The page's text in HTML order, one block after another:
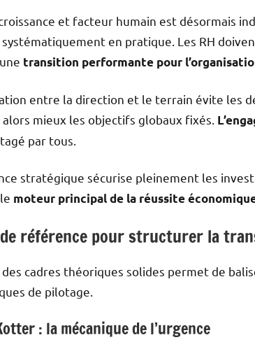
et facteur humain est désormais
en pratique. Les RH
transition performante pour
entre la direction et le terrain évite les
mieux les objectifs globaux fixés.
par tous.
stratégique sécurise pleinement les
moteur principal de la réussite
référence pour structurer la
des cadres théoriques solides permet de
de pilotage.
: la mécanique de l’urgence